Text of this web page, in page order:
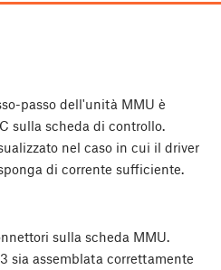
passo dell'unità MMU è
sulla scheda di controllo.
nel caso in cui il driver
di corrente sufficiente.
sulla scheda MMU.
sia assemblata correttamente